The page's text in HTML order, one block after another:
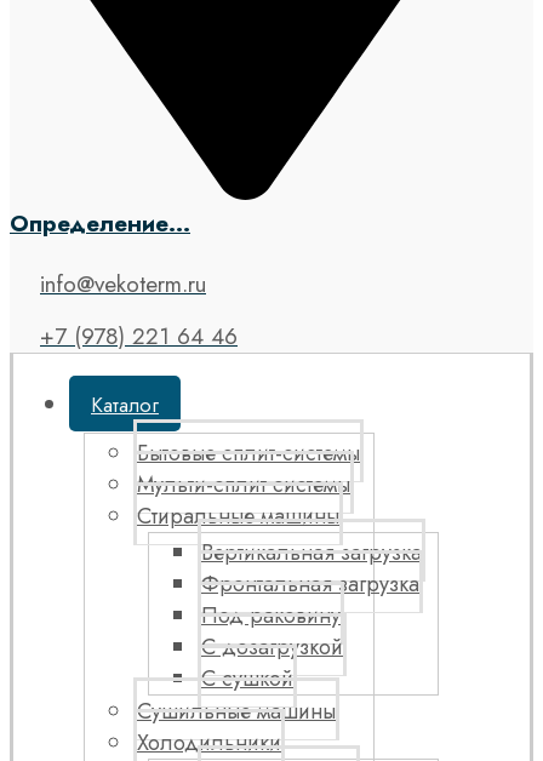
Определение...
info@vekoterm.ru
+7 (978) 221 64 46
Каталог
Бытовые сплит-системы
Мульти-сплит системы
Стиральные машины
Вертикальная загрузка
Фронтальная загрузка
Под раковину
С дозагрузкой
С сушкой
Сушильные машины
Холодильники